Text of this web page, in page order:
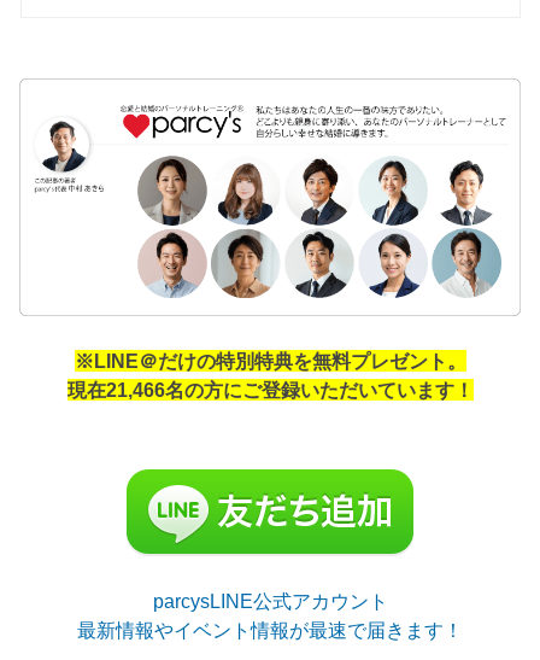
※LINE＠だけの特別特典を無料プレゼント。
現在21,466名の方にご登録いただいています！
parcysLINE公式アカウント
最新情報やイベント情報が最速で届きます！